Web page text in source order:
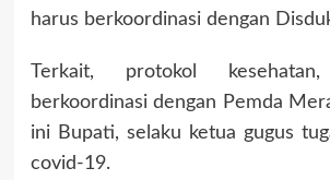
harus berkoordinasi dengan
Terkait, protokol
berkoordinasi dengan Pemda
ini Bupati, selaku ketua gugus
covid-19.